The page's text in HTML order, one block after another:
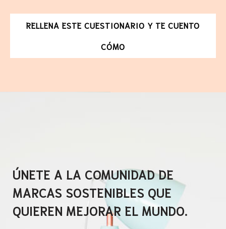
RELLENA ESTE CUESTIONARIO Y TE CUENTO
CÓMO
ÚNETE A LA COMUNIDAD DE
MARCAS SOSTENIBLES QUE
QUIEREN MEJORAR EL MUNDO.